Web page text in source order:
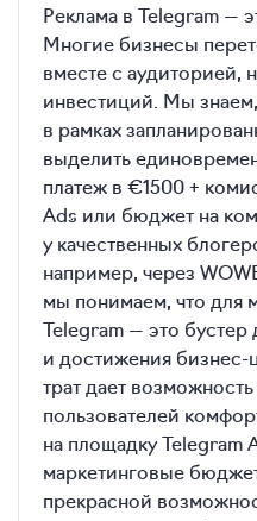
Реклама в Telegram —
Многие бизнесы
вместе с аудиторией,
инвестиций. Мы
в рамках
выделить
платеж в €1500 +
Ads или бюджет на
у качественных
например, через
мы понимаем, что для
Telegram — это бустер
и достижения бизнес-
трат дает
пользователей
на площадку Telegram
маркетинговые
прекрасной